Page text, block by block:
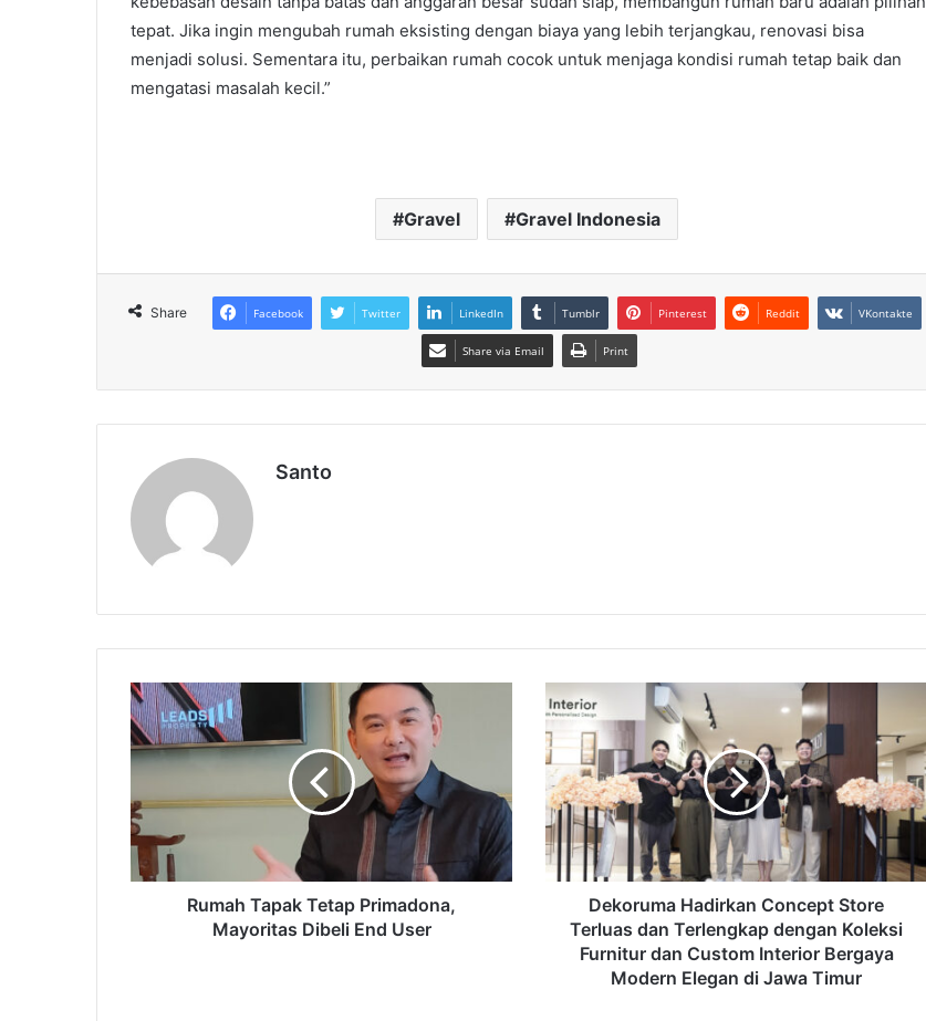
tepat. Jika ingin mengubah rumah eksisting dengan biaya yang lebih terjangkau, renovasi bisa
menjadi solusi. Sementara itu, perbaikan rumah cocok untuk menjaga kondisi rumah tetap baik dan
mengatasi masalah kecil.”
Gravel Gravel Indonesia
Share Facebook Twitter LinkedIn Tumblr Pinterest Reddit VKontakte
Share via Email Print
Santo
Rumah Tapak Tetap Primadona,
Mayoritas Dibeli End User
Dekoruma Hadirkan Concept Store
Terluas dan Terlengkap dengan Koleksi
Furnitur dan Custom Interior Bergaya
Modern Elegan di Jawa Timur